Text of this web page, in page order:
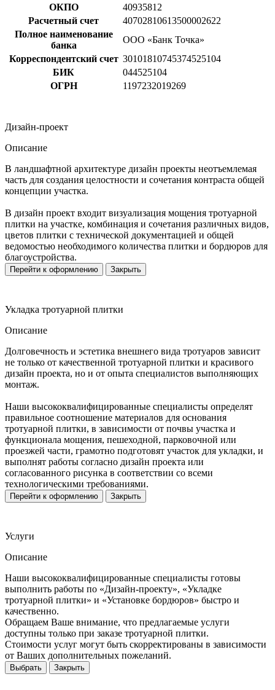
ОКПО
40935812
Расчетный счет
40702810613500002622
Полное наименование
банка
ООО «Банк Точка»
Корреспондентский счет 30101810745374525104
БИК
044525104
ОГРН
1197232019269
Дизайн-проект
Описание
В ландшафтной архитектуре дизайн проекты неотъемлемая
часть для создания целостности и сочетания контраста общей
концепции участка.
В дизайн проект входит визуализация мощения тротуарной
плитки на участке, комбинация и сочетания различных видов,
цветов плитки с технической документацией и общей
ведомостью необходимого количества плитки и бордюров для
благоустройства.
Перейти к оформлению Закрыть
Укладка тротуарной плитки
Описание
Долговечность и эстетика внешнего вида тротуаров зависит
не только от качественной тротуарной плитки и красивого
дизайн проекта, но и от опыта специалистов выполняющих
монтаж.
Наши высококвалифицированные специалисты определят
правильное соотношение материалов для основания
тротуарной плитки, в зависимости от почвы участка и
функционала мощения, пешеходной, парковочной или
проезжей части, грамотно подготовят участок для укладки, и
выполнят работы согласно дизайн проекта или
согласованного рисунка в соответствии со всеми
технологическими требованиями.
Перейти к оформлению Закрыть
Услуги
Описание
Наши высококвалифицированные специалисты готовы
выполнить работы по «Дизайн-проекту», «Укладке
тротуарной плитки» и «Установке бордюров» быстро и
качественно.
Обращаем Ваше внимание, что предлагаемые услуги
доступны только при заказе тротуарной плитки.
Стоимости услуг могут быть скорректированы в зависимости
от Ваших дополнительных пожеланий.
Выбрать Закрыть